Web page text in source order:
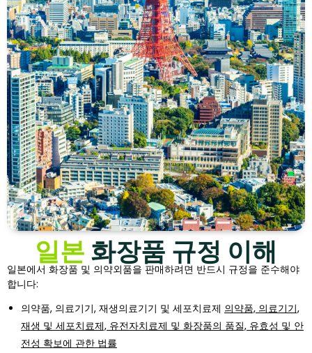
일본화장품 규정 이해
일본에서 화장품 및 의약외품을 판매하려면 반드시 규정을 준수해야
합니다:
의약품, 의료기기, 재생의료기기 및 세포치료제 의약품, 의료기기,
재생 및 세포치료제, 유전자치료제 및 화장품의 품질, 유효성 및 안
전성 확보에 관한 법률